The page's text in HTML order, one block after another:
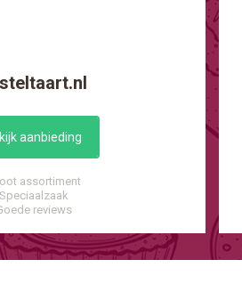
aanbieding
assortiment
Speciaalzaak
reviews